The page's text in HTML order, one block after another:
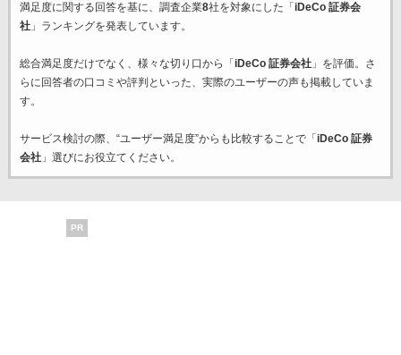
満足度に関する回答を基に、調査企業8社を対象にした「 iDeCo 証券会
社」ランキングを発表しています。
総合満足度だけでなく、様々な切り口から「 iDeCo 証券会社」を評価。さ
らに回答者の口コミや評判といった、実際のユーザーの声も掲載していま
す。
サービス検討の際、“ユーザー満足度”からも比較することで「 iDeCo 証券
会社」選びにお役立てください。
PR